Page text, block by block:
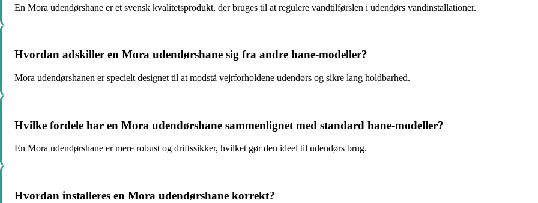
En Mora udendørshane er et svensk kvalitetsprodukt, der bruges til at regulere vandtilførslen i udendørs vandinstallationer.
Hvordan adskiller en Mora udendørshane sig fra andre hane-modeller?
Mora udendørshanen er specielt designet til at modstå vejrforholdene udendørs og sikre lang holdbarhed.
Hvilke fordele har en Mora udendørshane sammenlignet med standard hane-modeller?
En Mora udendørshane er mere robust og driftssikker, hvilket gør den ideel til udendørs brug.
Hvordan installeres en Mora udendørshane korrekt?